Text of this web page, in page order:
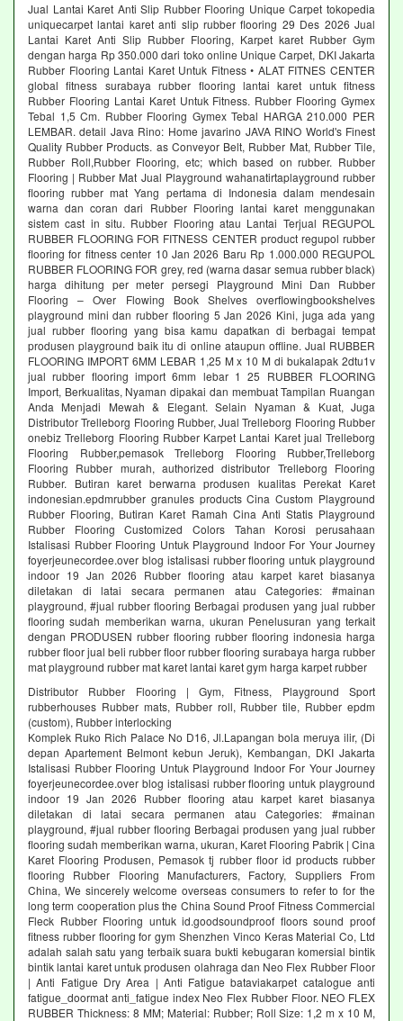
Jual Lantai Karet Anti Slip Rubber Flooring Unique Carpet tokopedia
uniquecarpet lantai karet anti slip rubber flooring 29 Des 2026 Jual
Lantai Karet Anti Slip Rubber Flooring, Karpet karet Rubber Gym
dengan harga Rp 350.000 dari toko online Unique Carpet, DKI Jakarta
Rubber Flooring Lantai Karet Untuk Fitness • ALAT FITNES CENTER
global fitness surabaya rubber flooring lantai karet untuk fitness
Rubber Flooring Lantai Karet Untuk Fitness. Rubber Flooring Gymex
Tebal 1,5 Cm. Rubber Flooring Gymex Tebal HARGA 210.000 PER
LEMBAR. detail Java Rino: Home javarino JAVA RINO World's Finest
Quality Rubber Products. as Conveyor Belt, Rubber Mat, Rubber Tile,
Rubber Roll,Rubber Flooring, etc; which based on rubber. Rubber
Flooring | Rubber Mat Jual Playground wahanatirtaplayground rubber
flooring rubber mat Yang pertama di Indonesia dalam mendesain
warna dan coran dari Rubber Flooring lantai karet menggunakan
sistem cast in situ. Rubber Flooring atau Lantai Terjual REGUPOL
RUBBER FLOORING FOR FITNESS CENTER product regupol rubber
flooring for fitness center 10 Jan 2026 Baru Rp 1.000.000 REGUPOL
RUBBER FLOORING FOR grey, red (warna dasar semua rubber black)
harga dihitung per meter persegi Playground Mini Dan Rubber
Flooring – Over Flowing Book Shelves overflowingbookshelves
playground mini dan rubber flooring 5 Jan 2026 Kini, juga ada yang
jual rubber flooring yang bisa kamu dapatkan di berbagai tempat
produsen playground baik itu di online ataupun offline. Jual RUBBER
FLOORING IMPORT 6MM LEBAR 1,25 M x 10 M di bukalapak 2dtu1v
jual rubber flooring import 6mm lebar 1 25 RUBBER FLOORING
Import, Berkualitas, Nyaman dipakai dan membuat Tampilan Ruangan
Anda Menjadi Mewah & Elegant. Selain Nyaman & Kuat, Juga
Distributor Trelleborg Flooring Rubber, Jual Trelleborg Flooring Rubber
onebiz Trelleborg Flooring Rubber Karpet Lantai Karet jual Trelleborg
Flooring Rubber,pemasok Trelleborg Flooring Rubber,Trelleborg
Flooring Rubber murah, authorized distributor Trelleborg Flooring
Rubber. Butiran karet berwarna produsen kualitas Perekat Karet
indonesian.epdmrubber granules products Cina Custom Playground
Rubber Flooring, Butiran Karet Ramah Cina Anti Statis Playground
Rubber Flooring Customized Colors Tahan Korosi perusahaan
Istalisasi Rubber Flooring Untuk Playground Indoor For Your Journey
foyerjeunecordee.over blog istalisasi rubber flooring untuk playground
indoor 19 Jan 2026 Rubber flooring atau karpet karet biasanya
diletakan di latai secara permanen atau Categories: #mainan
playground, #jual rubber flooring Berbagai produsen yang jual rubber
flooring sudah memberikan warna, ukuran Penelusuran yang terkait
dengan PRODUSEN rubber flooring rubber flooring indonesia harga
rubber floor jual beli rubber floor rubber flooring surabaya harga rubber
mat playground rubber mat karet lantai karet gym harga karpet rubber
Distributor Rubber Flooring | Gym, Fitness, Playground Sport
rubberhouses Rubber mats, Rubber roll, Rubber tile, Rubber epdm
(custom), Rubber interlocking
Komplek Ruko Rich Palace No D16, Jl.Lapangan bola meruya ilir, (Di
depan Apartement Belmont kebun Jeruk), Kembangan, DKI Jakarta
Istalisasi Rubber Flooring Untuk Playground Indoor For Your Journey
foyerjeunecordee.over blog istalisasi rubber flooring untuk playground
indoor 19 Jan 2026 Rubber flooring atau karpet karet biasanya
diletakan di latai secara permanen atau Categories: #mainan
playground, #jual rubber flooring Berbagai produsen yang jual rubber
flooring sudah memberikan warna, ukuran, Karet Flooring Pabrik | Cina
Karet Flooring Produsen, Pemasok tj rubber floor id products rubber
flooring Rubber Flooring Manufacturers, Factory, Suppliers From
China, We sincerely welcome overseas consumers to refer to for the
long term cooperation plus the China Sound Proof Fitness Commercial
Fleck Rubber Flooring untuk id.goodsoundproof floors sound proof
fitness rubber flooring for gym Shenzhen Vinco Keras Material Co, Ltd
adalah salah satu yang terbaik suara bukti kebugaran komersial bintik
bintik lantai karet untuk produsen olahraga dan Neo Flex Rubber Floor
| Anti Fatigue Dry Area | Anti Fatigue bataviakarpet catalogue anti
fatigue_doormat anti_fatigue index Neo Flex Rubber Floor. NEO FLEX
RUBBER Thickness: 8 MM; Material: Rubber; Roll Size: 1,2 m x 10 M,